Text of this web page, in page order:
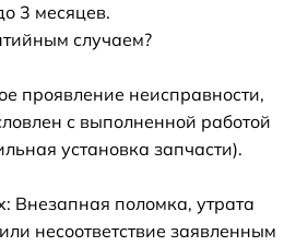
3 месяцев.
случаем?
проявление неисправности,
с выполненной работой
установка запчасти).
Внезапная поломка, утрата
несоответствие заявленным